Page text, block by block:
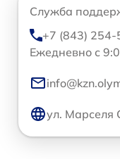
Служба
+7 (843)
Ежедневно с
ул. Марселя